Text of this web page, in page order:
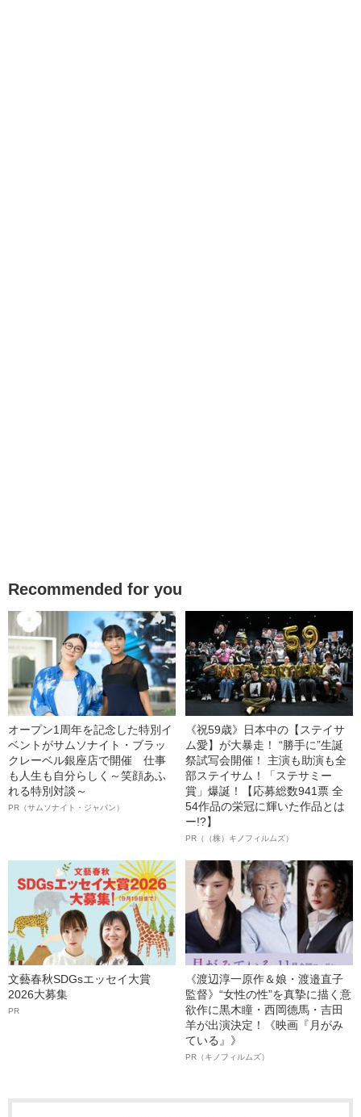
Recommended for you
オープン1周年を記念した特別イ
ベントがサムソナイト・ブラッ
クレーベル銀座店で開催 仕事
も人生も自分らしく～笑顔あふ
れる特別対談～
PR（サムソナイト・ジャパン）
《祝59歳》日本中の【ステイサ
ム愛】が大暴走！ “勝手に”生誕
祭試写会開催！ 主演も助演も全
部ステイサム！「ステサミー
賞」爆誕！【応募総数941票 全
54作品の栄冠に輝いた作品とは
ー!?】
PR（（株）キノフィルムズ）
文藝春秋SDGsエッセイ大賞
2026大募集
PR
《渡辺淳一原作＆娘・渡邉直子
監督》“女性の性”を真摯に描く意
欲作に黒木瞳・西岡德馬・吉田
羊が出演決定！《映画『月がみ
ている』》
PR（キノフィルムズ）